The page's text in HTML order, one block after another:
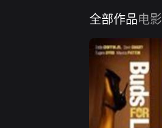
全部作品电影